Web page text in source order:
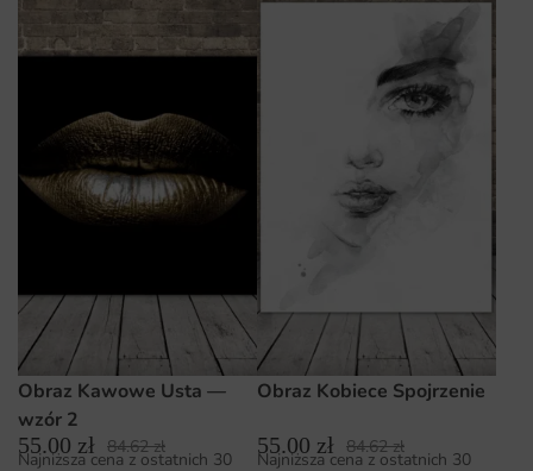
Obraz Kawowe Usta —
wzór 2
55.00 zł 84.62zł
Najniższa cena z ostatnich 30
Obraz Kobiece Spojrzenie
55.00 zł 84.62zł
Najniższa cena z ostatnich 30